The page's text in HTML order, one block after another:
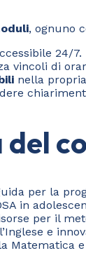
, ognuno
24/7.
vincoli di
nella
per la
in
per il
e
Matematica